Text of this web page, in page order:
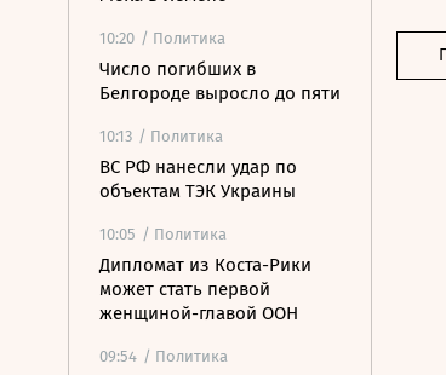
10:20 / Политика
Число погибших в
Белгороде выросло до пяти
10:13 / Политика
ВС РФ нанесли удар по
объектам ТЭК Украины
10:05 / Политика
Дипломат из Коста-Рики
может стать первой
женщиной-главой ООН
09:54 / Политика